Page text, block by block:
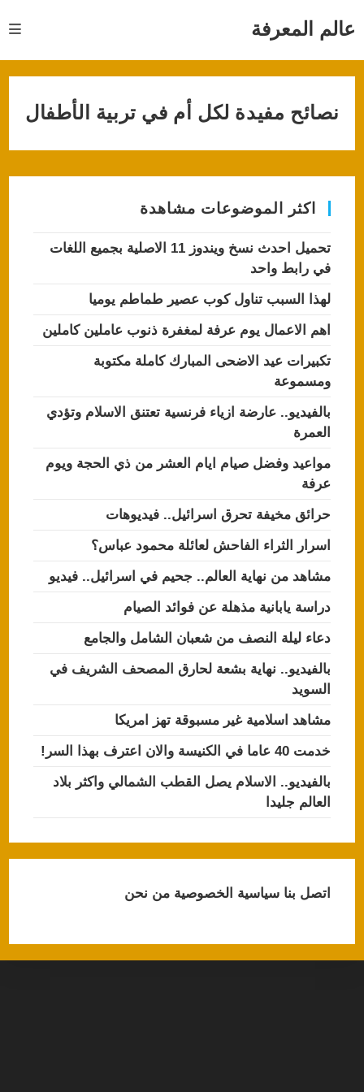
عالم المعرفة
نصائح مفيدة لكل أم في تربية الأطفال
اكثر الموضوعات مشاهدة
تحميل احدث نسخ ويندوز 11 الاصلية بجميع اللغات
في رابط واحد
لهذا السبب تناول كوب عصير طماطم يوميا
اهم الاعمال يوم عرفة لمغفرة ذنوب عاملين كاملين
تكبيرات عيد الاضحى المبارك كاملة مكتوبة
ومسموعة
بالفيديو.. عارضة ازياء فرنسية تعتنق الاسلام وتؤدي
العمرة
مواعيد وفضل صيام ايام العشر من ذي الحجة ويوم
عرفة
حرائق مخيفة تحرق اسرائيل.. فيديوهات
اسرار الثراء الفاحش لعائلة محمود عباس؟
مشاهد من نهاية العالم.. جحيم في اسرائيل.. فيديو
دراسة يابانية مذهلة عن فوائد الصيام
دعاء ليلة النصف من شعبان الشامل والجامع
بالفيديو.. نهاية بشعة لحارق المصحف الشريف في
السويد
مشاهد اسلامية غير مسبوقة تهز امريكا
خدمت 40 عاما في الكنيسة والان اعترف بهذا السر!
بالفيديو.. الاسلام يصل القطب الشمالي واكثر بلاد
العالم جليدا
اتصل بناسياسية الخصوصيةمن نحن